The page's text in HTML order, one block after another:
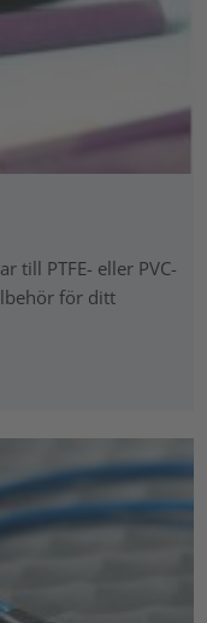
till PTFE- eller PVC-
för ditt